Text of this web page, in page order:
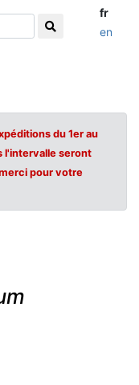
fr
en
du 1er au
l'intervalle seront
pour votre